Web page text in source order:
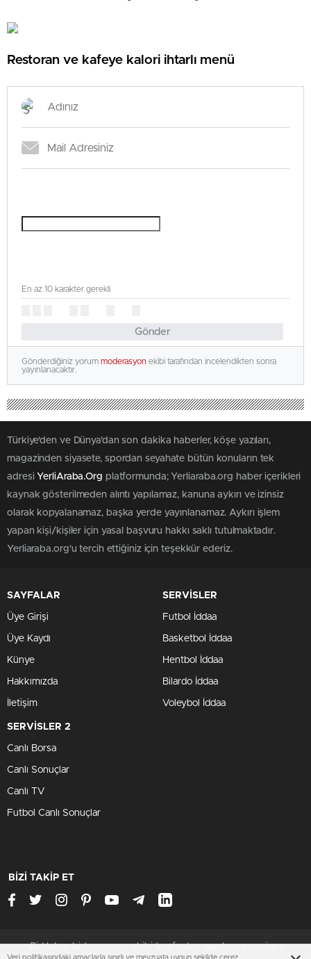
Restoran ve kafeye kalori ihtarlı menü
Gönder
En az 10 karakter gerekli
Gönderdiğiniz yorum moderasyon ekibi tarafından incelendikten sonra
yayınlanacaktır.
Türkiye'den ve Dünya’dan son dakika haberler, köşe yazıları,
magazinden siyasete, spordan seyahate bütün konuların tek
adresi YerliAraba.Org platformunda; Yerliaraba.org haber içerikleri
kaynak gösterilmeden alıntı yapılamaz, kanuna aykırı ve izinsiz
olarak kopyalanamaz, başka yerde yayınlanamaz. Aykırı işlem
yapan kişi/kişiler için yasal başvuru hakkı saklı tutulmaktadır.
Yerliaraba.org'u tercih ettiğiniz için teşekkür ederiz.
SAYFALAR
Üye Girişi
Üye Kaydı
Künye
Hakkımızda
İletişim
SERVİSLER
Futbol İddaa
Basketbol İddaa
Hentbol İddaa
Bilardo İddaa
Voleybol İddaa
SERVİSLER 2
Canlı Borsa
Canlı Sonuçlar
Canlı TV
Futbol Canlı Sonuçlar
BİZİ TAKİP ET
BirHaber birtema.com ekibi tarafından yapılmış premium
Veri politikasındaki amaçlarla sınırlı ve mevzuata uygun şekilde çerez